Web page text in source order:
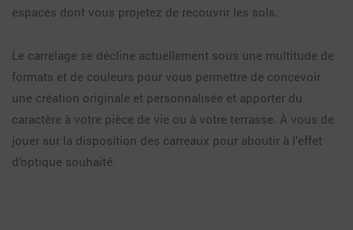
espaces dont vous projetez de recouvrir les sols.
Le carrelage se décline actuellement sous une multitude de
formats et de couleurs pour vous permettre de concevoir
une création originale et personnalisée et apporter du
caractère à votre pièce de vie ou à votre terrasse. À vous de
jouer sur la disposition des carreaux pour aboutir à l’effet
d’optique souhaité.